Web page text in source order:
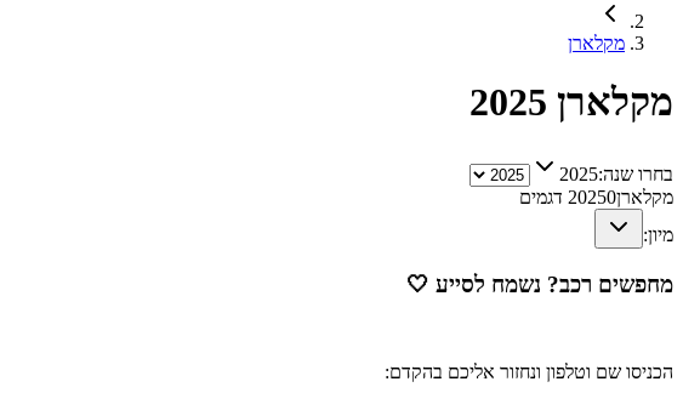
מקלארן
מקלארן 2025
בחרו שנה:2025
מקלארן 20250
דגמים
מיון:
מחפשים רכב? נשמח לסייע 🤍
הכניסו שם וטלפון ונחזור אליכם בהקדם: